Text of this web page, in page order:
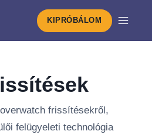
KIPRÓBÁLOM
frissítésekről,
felügyeleti technológia